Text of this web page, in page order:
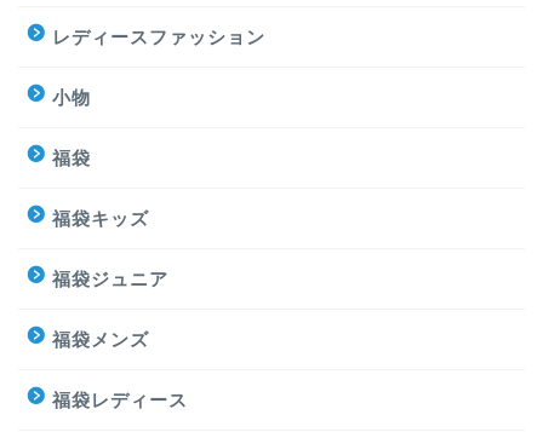
レディースファッション
小物
福袋
福袋キッズ
福袋ジュニア
福袋メンズ
福袋レディース